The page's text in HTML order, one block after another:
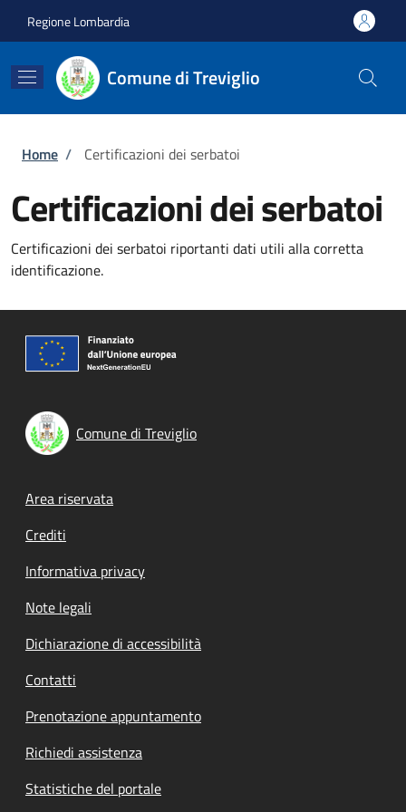
Regione Lombardia
Comune di Treviglio
Briciole di pane
Home / Certificazioni dei serbatoi
Certificazioni dei serbatoi
Certificazioni dei serbatoi riportanti dati utili alla corretta
identificazione.
Comune di Treviglio
Footer menu
Area riservata
Crediti
Informativa privacy
Note legali
Dichiarazione di accessibilità
Contatti
Prenotazione appuntamento
Richiedi assistenza
Statistiche del portale